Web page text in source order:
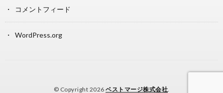
コメントフィード
WordPress.org
© Copyright 2026 ベストマージ株式会社.